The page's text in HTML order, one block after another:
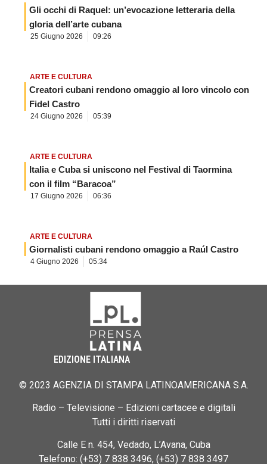
Gli occhi di Raquel: un’evocazione letteraria della
gloria dell’arte cubana
25 Giugno 2026 09:26
ARTE E CULTURA
Creatori cubani rendono omaggio al loro vincolo con
Fidel Castro
24 Giugno 2026 05:39
ARTE E CULTURA
Italia e Cuba si uniscono nel Festival di Taormina
con il film “Baracoa”
17 Giugno 2026 06:36
ARTE E CULTURA
Giornalisti cubani rendono omaggio a Raúl Castro
4 Giugno 2026 05:34
EDIZIONE ITALIANA
© 2023 AGENZIA DI STAMPA LATINOAMERICANA S.A.
Radio – Televisione – Edizioni cartacee e digitali
Tutti i diritti riservati
Calle E n. 454, Vedado, L’Avana, Cuba
Telefono: (+53) 7 838 3496, (+53) 7 838 3497